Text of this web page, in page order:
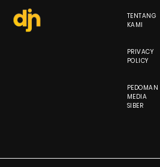
TENTANG
KAMI
PRIVACY
POLICY
PEDOMAN
MEDIA
SIBER